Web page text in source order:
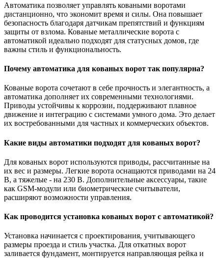
Автоматика позволяет управлять коваными воротами
дистанционно, что экономит время и силы. Она повышает
безопасность благодаря датчикам препятствий и функциям
защиты от взлома. Кованые металлические ворота с
автоматикой идеально подходят для статусных домов, где
важны стиль и функциональность.
Почему автоматика для кованых ворот так популярна?
Кованые ворота сочетают в себе прочность и элегантность, а
автоматика дополняет их современными технологиями.
Приводы устойчивы к коррозии, поддерживают плавное
движение и интеграцию с системами умного дома. Это делает
их востребованными для частных и коммерческих объектов.
Какие виды автоматики подходят для кованых ворот?
Для кованых ворот используются приводы, рассчитанные на
их вес и размеры. Легкие ворота оснащаются приводами на 24
В, а тяжелые - на 230 В. Дополнительные аксессуары, такие
как GSM-модули или биометрические считыватели,
расширяют возможности управления.
Как проводится установка кованых ворот с автоматикой?
Установка начинается с проектирования, учитывающего
размеры проезда и стиль участка. Для откатных ворот
заливается фундамент, монтируется направляющая рейка и